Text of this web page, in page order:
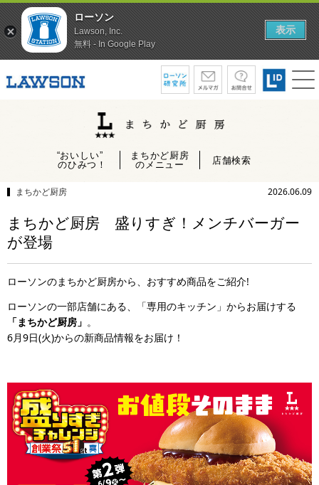
“おいしい”
のひみつ！
まちかど厨房
のメニュー
店舗検索
まちかど厨房 2026.06.09
まちかど厨房 盛りすぎ！メンチバーガー
が登場
ローソンのまちかど厨房から、おすすめ商品をご紹介!
ローソンの一部店舗にある、「専用のキッチン」からお届けする
「まちかど厨房」 。
6月9日(火)からの新商品情報をお届け！
ローソン
Lawson, Inc.
無料 - In Google Play
表示